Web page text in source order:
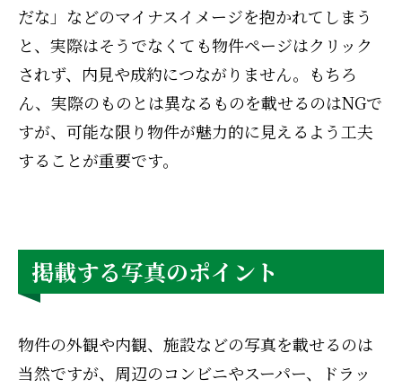
だな」などのマイナスイメージを抱かれてしまう
と、実際はそうでなくても物件ページはクリック
されず、内見や成約につながりません。もちろ
ん、実際のものとは異なるものを載せるのはNGで
すが、可能な限り物件が魅力的に見えるよう工夫
することが重要です。
掲載する写真のポイント
物件の外観や内観、施設などの写真を載せるのは
当然ですが、周辺のコンビニやスーパー、ドラッ